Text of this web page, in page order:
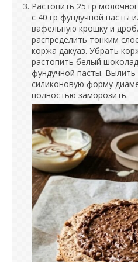
Растопить 25 гр
с 40 гр фундучной пасты
вафельную крошку и
распределить тонким
коржа дакуаз. Убрать
растопить белый
фундучной пасты.
силиконовую форму
полностью заморозить.